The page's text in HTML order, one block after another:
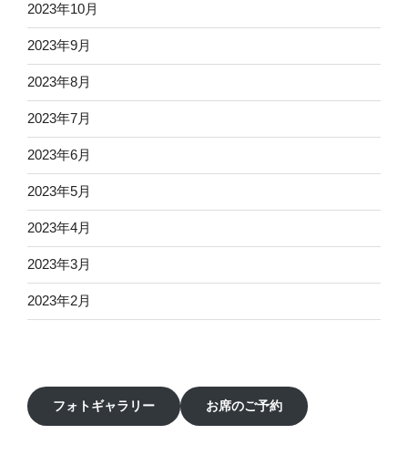
2023年10月
2023年9月
2023年8月
2023年7月
2023年6月
2023年5月
2023年4月
2023年3月
2023年2月
フォトギャラリー お席のご予約